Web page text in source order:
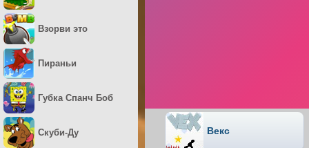
Векс
Взорви это
Пираньи
Губка Спанч Боб
Скуби-Ду